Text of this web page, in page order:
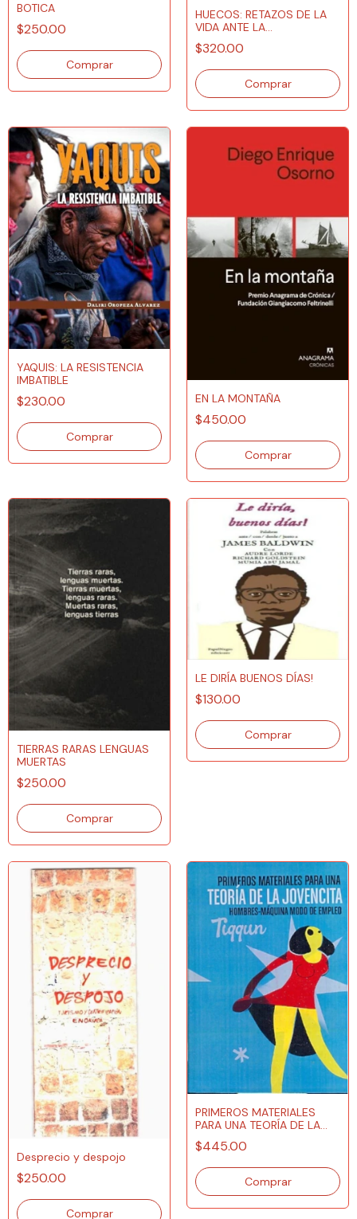
BOTICA
$250.00
HUECOS: RETAZOS DE LA
VIDA ANTE LA
DESAPARICIÓN FORZADA
$320.00
YAQUIS: LA RESISTENCIA
IMBATIBLE
$230.00 EN LA MONTAÑA
$450.00
TIERRAS RARAS LENGUAS
MUERTAS
$250.00
LE DIRÍA BUENOS DÍAS!
$130.00
Desprecio y despojo
$250.00
PRIMEROS MATERIALES
PARA UNA TEORÍA DE LA
JOVENCITA
$445.00